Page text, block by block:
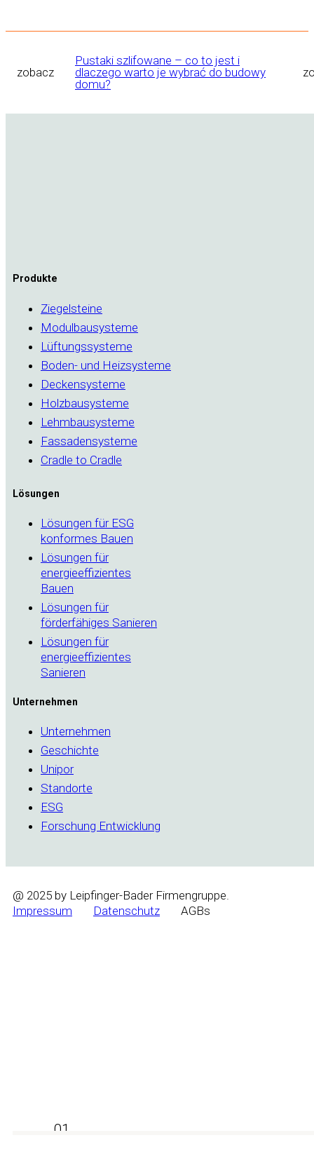
zobacz
Pustaki szlifowane – co to jest i
dlaczego warto je wybrać do budowy
domu?
Produkte
Ziegelsteine
Modulbausysteme
Lüftungssysteme
Boden- und Heizsysteme
Deckensysteme
Holzbausysteme
Lehmbausysteme
Fassadensysteme
Cradle to Cradle
Lösungen
Lösungen für ESG
konformes Bauen
Lösungen für
energieeffizientes
Bauen
Lösungen für
förderfähiges Sanieren
Lösungen für
energieeffizientes
Sanieren
Unternehmen
Unternehmen
Geschichte
Unipor
Standorte
ESG
Forschung Entwicklung
@ 2025 by Leipfinger-Bader Firmengruppe.
Impressum
Datenschutz AGBs
01